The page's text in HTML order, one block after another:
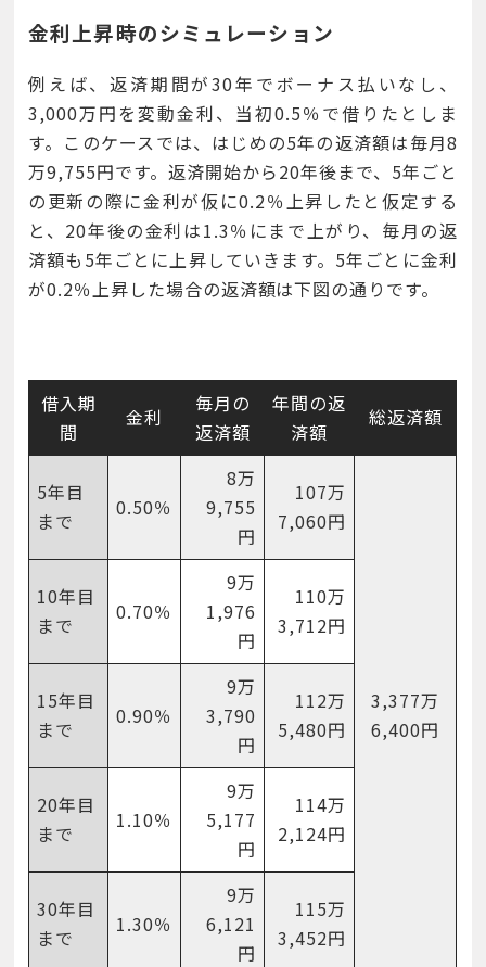
金利上昇時のシミュレーション
例えば、返済期間が30年でボーナス払いなし、
3,000万円を変動金利、当初0.5％で借りたとしま
す。このケースでは、はじめの5年の返済額は毎月8
万9,755円です。返済開始から20年後まで、5年ごと
の更新の際に金利が仮に0.2％上昇したと仮定する
と、20年後の金利は1.3％にまで上がり、毎月の返
済額も5年ごとに上昇していきます。5年ごとに金利
が0.2％上昇した場合の返済額は下図の通りです。
借入期
間
金利
毎月の
返済額
年間の返
済額
総返済額
5年目
まで
0.50％
8万
9,755
円
107万
7,060円
3,377万
6,400円
10年目
まで
0.70％
9万
1,976
円
110万
3,712円
15年目
まで
0.90％
9万
3,790
円
112万
5,480円
20年目
まで
1.10％
9万
5,177
円
114万
2,124円
30年目
まで
1.30％
9万
6,121
円
115万
3,452円